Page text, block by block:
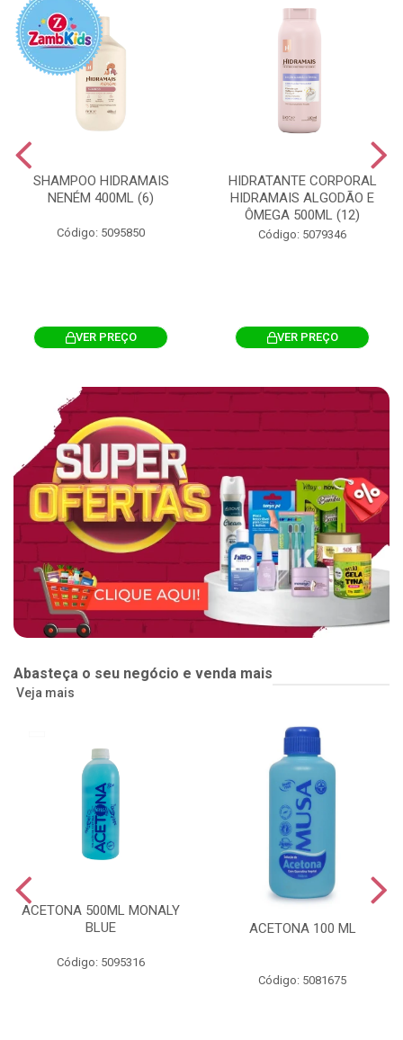
SHAMPOO HIDRAMAIS
NENÉM 400ML (6)
Código: 5095850
VER PREÇO
HIDRATANTE CORPORAL
HIDRAMAIS ALGODÃO E
ÔMEGA 500ML (12)
Código: 5079346
VER PREÇO
Abasteça o seu negócio e venda mais
Veja mais
ACETONA 500ML MONALY
BLUE
Código: 5095316
ACETONA 100 ML
Código: 5081675